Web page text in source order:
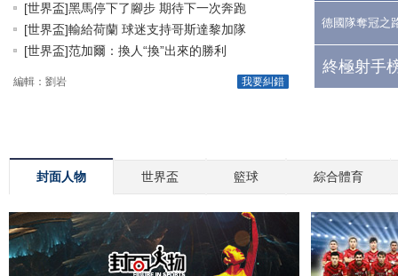
[世界盃]黑馬停下了腳步 期待下一次奔跑
[世界盃]輸給荷蘭 球迷支持哥斯達黎加隊
[世界盃]范加爾：換人“換”出來的勝利
我要糾錯
編輯：劉岩
德國隊奪冠之
終極射手
封面人物 世界盃 籃球 綜合體育